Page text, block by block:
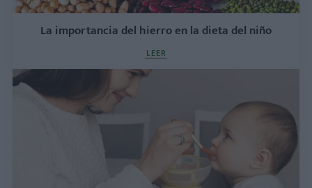
La importancia del hierro en la dieta del niño
LEER